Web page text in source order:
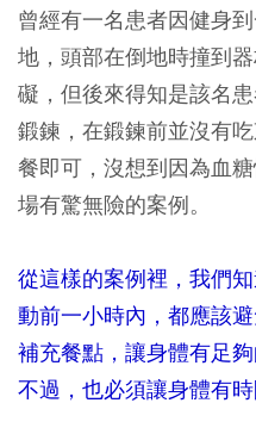
曾經有一名患者因健身
地，頭部在倒地時撞到
礙，但後來得知是該名
鍛鍊，在鍛鍊前並沒有
餐即可，沒想到因為血
場有驚無險的案例。
從這樣的案例裡，我們
動前一小時內，都應該
補充餐點，讓身體有足
不過，也必須讓身體有時